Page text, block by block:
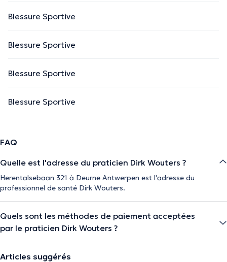
Blessure Sportive
Blessure Sportive
Blessure Sportive
Blessure Sportive
FAQ
Quelle est l'adresse du praticien Dirk Wouters ?
Herentalsebaan 321 à Deurne Antwerpen est l'adresse du
professionnel de santé Dirk Wouters.
Quels sont les méthodes de paiement acceptées
par le praticien Dirk Wouters ?
Articles suggérés